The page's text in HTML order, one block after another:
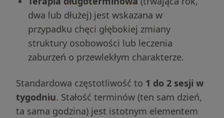
dwa lub dłużej) jest wskazana w
przypadku chęci głębokiej zmiany
struktury osobowości lub leczenia
zaburzeń o przewlekłym charakterze.
Standardowa częstotliwość to 1 do 2 sesji w
tygodniu. Stałość terminów (ten sam dzień,
ta sama godzina) jest istotnym elementem